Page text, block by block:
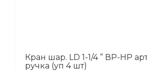
Кран шар. LD 1-1/4 ” ВР-НР
ручка (уп 4 шт)